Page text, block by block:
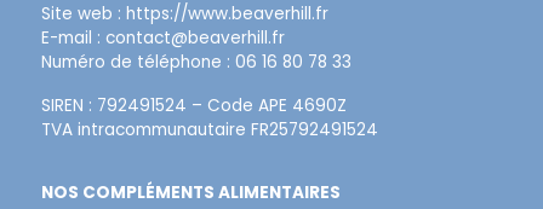
Site web :https://www.beaverhill.fr
E-mail : contact@beaverhill.fr
Numéro de téléphone : 06 16 80 78 33
SIREN : 792491524 – Code APE 4690Z
TVA intracommunautaire FR25792491524
NOS COMPLÉMENTS ALIMENTAIRES